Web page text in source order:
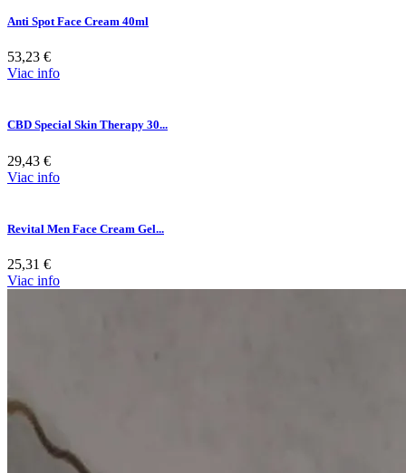
Anti Spot Face Cream 40ml
53,23 €
Viac info
CBD Special Skin Therapy 30...
29,43 €
Viac info
Revital Men Face Cream Gel...
25,31 €
Viac info